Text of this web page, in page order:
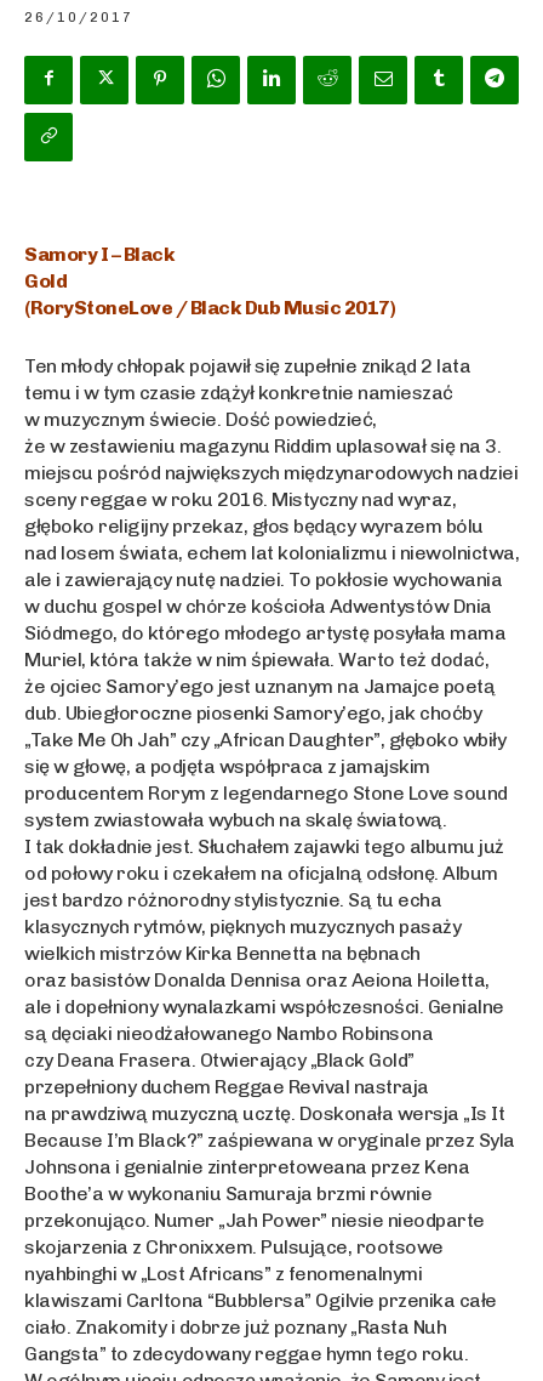
26/10/2017
Samory I – Black
Gold
(RoryStoneLove / Black Dub Music 2017)
Ten młody chłopak pojawił się zupełnie znikąd 2 lata
temu i w tym czasie zdążył konkretnie namieszać
w muzycznym świecie. Dość powiedzieć,
że w zestawieniu magazynu Riddim uplasował się na 3.
miejscu pośród największych międzynarodowych nadziei
sceny reggae w roku 2016. Mistyczny nad wyraz,
głęboko religijny przekaz, głos będący wyrazem bólu
nad losem świata, echem lat kolonializmu i niewolnictwa,
ale i zawierający nutę nadziei. To pokłosie wychowania
w duchu gospel w chórze kościoła Adwentystów Dnia
Siódmego, do którego młodego artystę posyłała mama
Muriel, która także w nim śpiewała. Warto też dodać,
że ojciec Samory’ego jest uznanym na Jamajce poetą
dub. Ubiegłoroczne piosenki Samory’ego, jak choćby
„Take Me Oh Jah” czy „African Daughter”, głęboko wbiły
się w głowę, a podjęta współpraca z jamajskim
producentem Rorym z legendarnego Stone Love sound
system zwiastowała wybuch na skalę światową.
I tak dokładnie jest. Słuchałem zajawki tego albumu już
od połowy roku i czekałem na oficjalną odsłonę. Album
jest bardzo różnorodny stylistycznie. Są tu echa
klasycznych rytmów, pięknych muzycznych pasaży
wielkich mistrzów Kirka Bennetta na bębnach
oraz basistów Donalda Dennisa oraz Aeiona Hoiletta,
ale i dopełniony wynalazkami współczesności. Genialne
są dęciaki nieodżałowanego Nambo Robinsona
czy Deana Frasera. Otwierający „Black Gold”
przepełniony duchem Reggae Revival nastraja
na prawdziwą muzyczną ucztę. Doskonała wersja „Is It
Because I’m Black?” zaśpiewana w oryginale przez Syla
Johnsona i genialnie zinterpretoweana przez Kena
Boothe’a w wykonaniu Samuraja brzmi równie
przekonująco. Numer „Jah Power” niesie nieodparte
skojarzenia z Chronixxem. Pulsujące, rootsowe
nyahbinghi w „Lost Africans” z fenomenalnymi
klawiszami Carltona “Bubblersa” Ogilvie przenika całe
ciało. Znakomity i dobrze już poznany „Rasta Nuh
Gangsta” to zdecydowany reggae hymn tego roku.